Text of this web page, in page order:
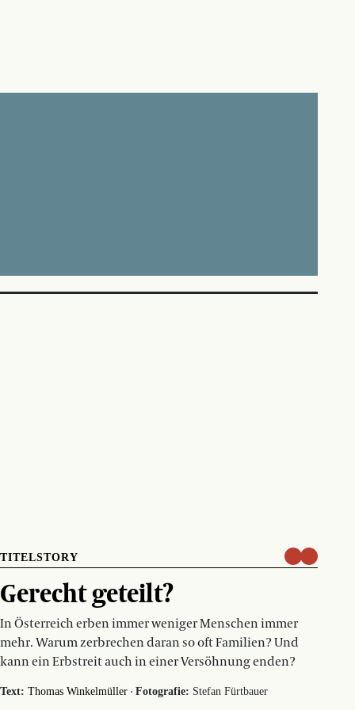
TITELSTORY
Gerecht geteilt?
In Österreich erben immer weniger Menschen immer
mehr. Warum zerbrechen daran so oft Familien? Und
kann ein Erbstreit auch in einer Versöhnung enden?
Text: Thomas Winkelmüller ·Fotografie: Stefan Fürtbauer